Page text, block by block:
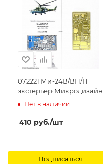
072221 Ми-24В/ВП/П
экстерьер Микродизайн
Нет в наличии
410 руб./шт
Подписаться